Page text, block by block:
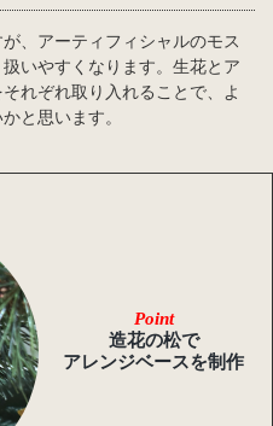
、アーティフィシャルのモス
いやすくなります。生花とア
れぞれ取り入れることで、よ
と思います。
Point
造花の松で
アレンジベースを制作